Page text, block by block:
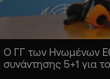
Ο ΓΓ των Ηνωμένων
συνάντησης 5+1 για